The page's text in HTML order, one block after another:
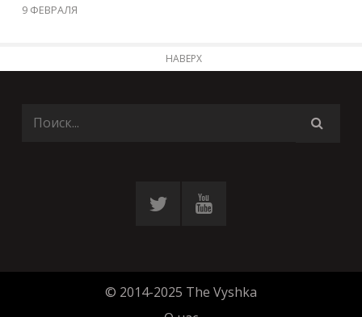
9 ФЕВРАЛЯ
НАВЕРХ
© 2014-2025 The Vyshka